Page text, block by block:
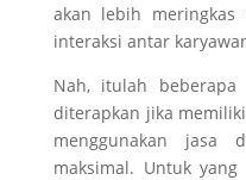
akan lebih meringkas
interaksi antar
Nah, itulah
diterapkan jika
menggunakan jasa
maksimal. Untuk